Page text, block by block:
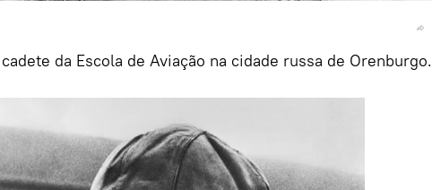
da Escola de Aviação na cidade russa de Orenburgo.